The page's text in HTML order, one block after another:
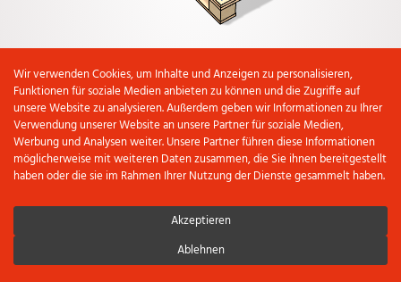
CHF 62.35 Anzahl Elemente
Wir verwenden Cookies, um Inhalte und Anzeigen zu personalisieren,
Funktionen für soziale Medien anbieten zu können und die Zugriffe auf
unsere Website zu analysieren. Außerdem geben wir Informationen zu Ihrer
Verwendung unserer Website an unsere Partner für soziale Medien,
Werbung und Analysen weiter. Unsere Partner führen diese Informationen
möglicherweise mit weiteren Daten zusammen, die Sie ihnen bereitgestellt
haben oder die sie im Rahmen Ihrer Nutzung der Dienste gesammelt haben.
Akzeptieren
Ablehnen